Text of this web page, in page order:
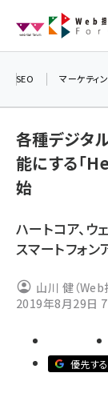
ン
セミナー
meo
SEO マーケティ
各種デジタ
能にする「
始
ハートコア、
スマートフォ
山川 健（Web
2019年8月29日
優先す